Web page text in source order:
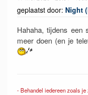
geplaatst door: Night
Hahaha, tijdens een
meer doen (en je
- Behandel iedereen zoals